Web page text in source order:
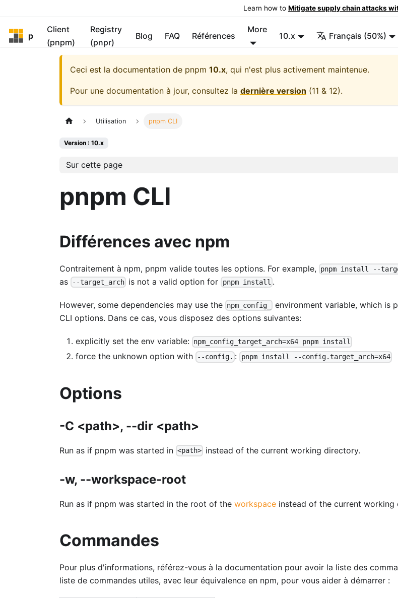
Learn how to Mitigate supply chain attacks
Client
(pnpm)
Registry
(pnpr)
Blog FAQ Références
More
10.x Français (50%)
Ceci est la documentation de pnpm 10.x, qui n'est plus activement maintenue.
Pour une documentation à jour, consultez la dernière version (11 & 12).
Utilisation pnpm CLI
Version : 10.x
Sur cette page
pnpm CLI
Différences avec npm
Contraitement à npm, pnpm valide toutes les options. For example, pnpm install --
as
--target_arch is not a valid option for pnpm install .
However, some dependencies may use the npm_config_
environment variable, which is
CLI options. Dans ce cas, vous disposez des options suivantes:
explicitly set the env variable: npm_config_target_arch=x64 pnpm install
force the unknown option with --config. : pnpm install --config.target_arch=x64
Options
-C <path>, --dir <path>
Run as if pnpm was started in <path> instead of the current working directory.
-w, --workspace-root
Run as if pnpm was started in the root of the workspace instead of the current working
Commandes
Pour plus d'informations, référez-vous à la documentation pour avoir la liste des
liste de commandes utiles, avec leur équivalence en npm, pour vous aider à démarrer :